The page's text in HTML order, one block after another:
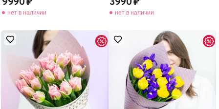
нет в наличии нет в наличии